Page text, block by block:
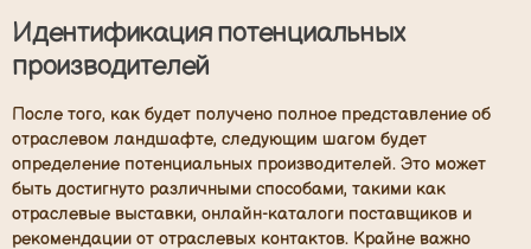
Идентификация потенциальных
производителей
После того, как будет получено полное представление об
отраслевом ландшафте, следующим шагом будет
определение потенциальных производителей. Это может
быть достигнуто различными способами, такими как
отраслевые выставки, онлайн-каталоги поставщиков и
рекомендации от отраслевых контактов. Крайне важно